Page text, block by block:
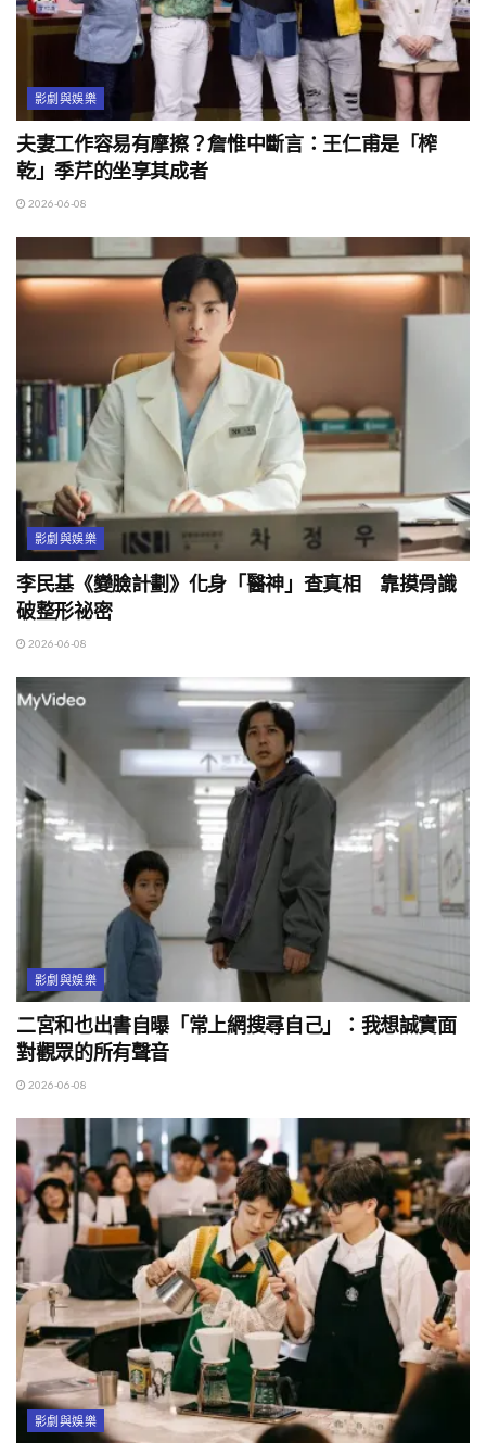
影劇與娛樂
夫妻工作容易有摩擦？詹惟中斷言：王仁甫是「榨
乾」季芹的坐享其成者
2026-06-08
影劇與娛樂
李民基《變臉計劃》化身「醫神」查真相 靠摸骨識
破整形祕密
2026-06-08
影劇與娛樂
二宮和也出書自曝「常上網搜尋自己」：我想誠實面
對觀眾的所有聲音
2026-06-08
影劇與娛樂